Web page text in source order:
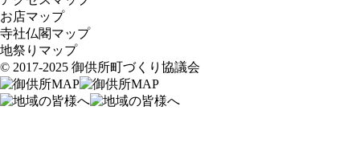
お店マップ
寺社仏閣マップ
地祭りマップ
© 2017-2025 御供所町づくり協議会